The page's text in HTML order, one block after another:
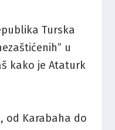
Turska
u
kako je Ataturk
od Karabaha do